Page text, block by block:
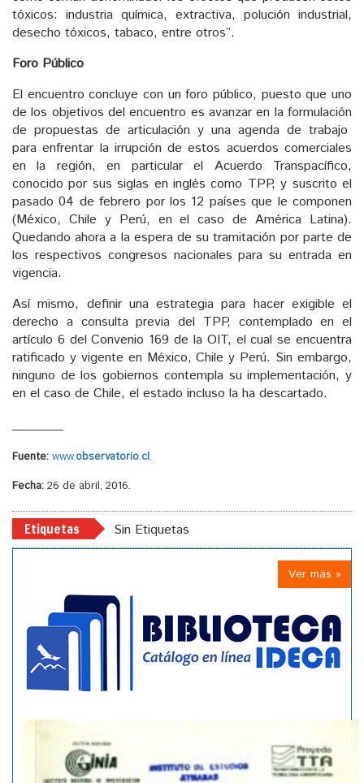
tóxicos: industria química, extractiva, polución industrial,
desecho tóxicos, tabaco, entre otros”.
Foro Público
El encuentro concluye con un foro público, puesto que uno
de los objetivos del encuentro es avanzar en la formulación
de propuestas de articulación y una agenda de trabajo
para enfrentar la irrupción de estos acuerdos comerciales
en la región, en particular el Acuerdo Transpacífico,
conocido por sus siglas en inglés como TPP, y suscrito el
pasado 04 de febrero por los 12 países que le componen
(México, Chile y Perú, en el caso de América Latina).
Quedando ahora a la espera de su tramitación por parte de
los respectivos congresos nacionales para su entrada en
vigencia.
Así mismo, definir una estrategia para hacer exigible el
derecho a consulta previa del TPP, contemplado en el
artículo 6 del Convenio 169 de la OIT, el cual se encuentra
ratificado y vigente en México, Chile y Perú. Sin embargo,
ninguno de los gobiernos contempla su implementación, y
en el caso de Chile, el estado incluso la ha descartado.
Fuente: www.observatorio.cl.
Fecha: 26 de abril, 2016.
Etiquetas Sin Etiquetas
Ver mas »